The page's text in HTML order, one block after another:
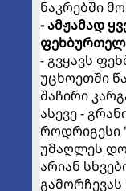
ნაკრებში
- ამჟამად
- გვყავს
უცხოეთში
შაჩირი
ასევე -
როდრიგესი
უმაღლეს
არიან